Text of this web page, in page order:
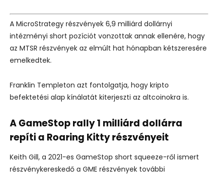
A MicroStrategy részvények 6,9 milliárd dollárnyi
intézményi short pozíciót vonzottak annak ellenére, hogy
az MTSR részvények az elmúlt hat hónapban kétszeresére
emelkedtek.
Franklin Templeton azt fontolgatja, hogy kripto
befektetési alap kínálatát kiterjeszti az altcoinokra is.
A GameStop rally 1 milliárd dollárra
repíti a Roaring Kitty részvényeit
Keith Gill, a 2021-es GameStop short squeeze-ről ismert
részvénykereskedő a GME részvények további